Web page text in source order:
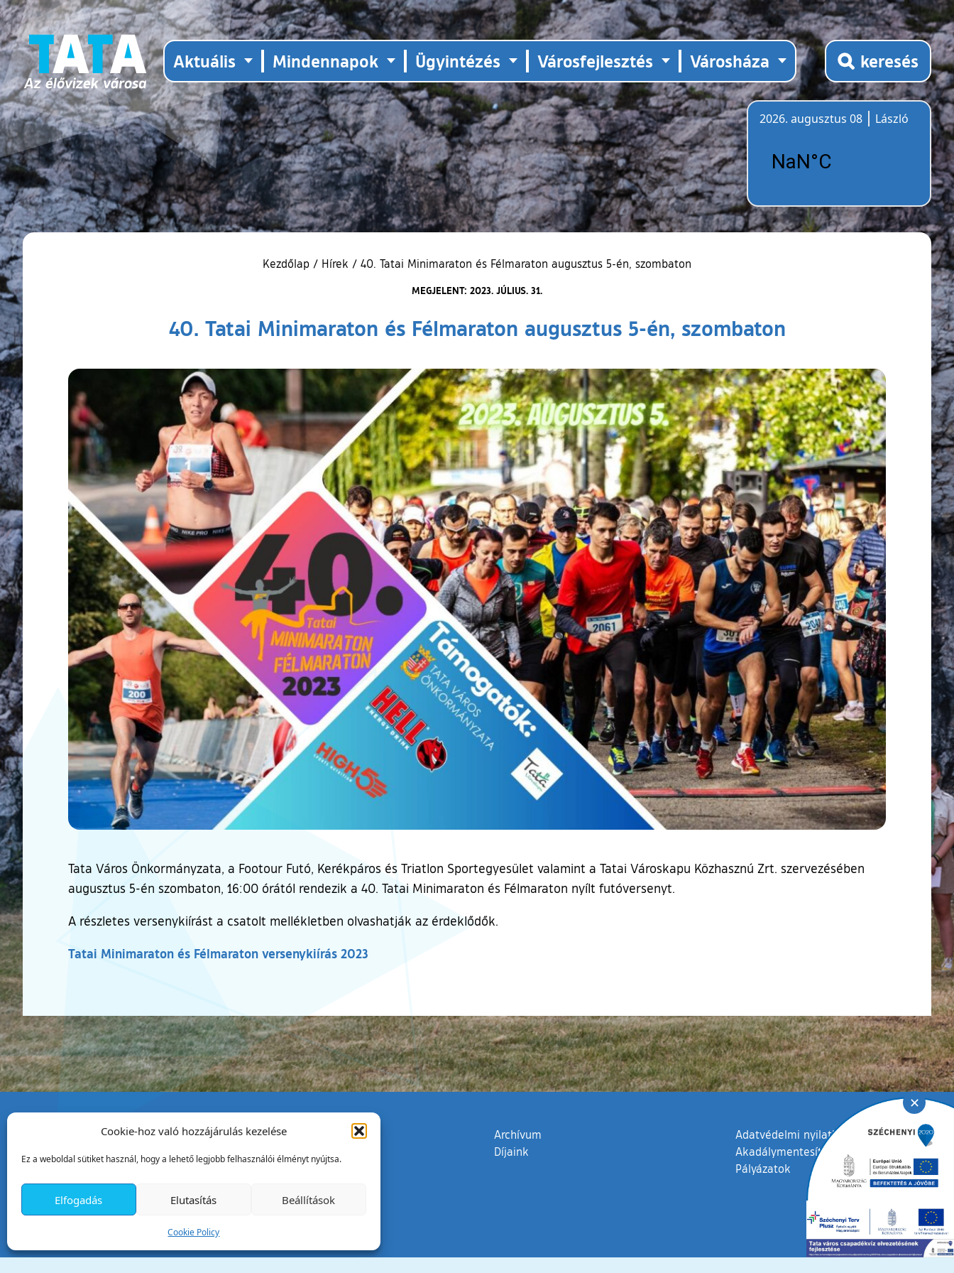
Cookie-hoz való hozzájárulás kezelése
Ez a weboldal sütiket használ, hogy a lehető legjobb felhasználói élményt nyújtsa.
Elfogadás Elutasítás Beállítások
Cookie Policy
Aktuális Mindennapok Ügyintézés Városfejlesztés Városháza keresés
2026. augusztus 08
László
Kezdőlap / Hírek / 40. Tatai Minimaraton és Félmaraton augusztus 5-én, szombaton
MEGJELENT: 2023. JÚLIUS. 31.
40. Tatai Minimaraton és Félmaraton augusztus 5-én, szombaton
Tata Város Önkormányzata, a Footour Futó, Kerékpáros és Triatlon Sportegyesület valamint a Tatai Városkapu Közhasznú Zrt. szervezésében
augusztus 5-én szombaton, 16:00 órától rendezik a 40. Tatai Minimaraton és Félmaraton nyílt futóversenyt.
A részletes versenykiírást a csatolt mellékletben olvashatják az érdeklődők.
Tatai Minimaraton és Félmaraton versenykiírás 2023
Tata Város Önkormányzata
2890 Tata, Kossuth tér 1.
+36 34 / 587 078
Email:ph@tata.hu
Archívum
Díjaink
Adatvédelmi nyilatkozat
Akadálymentesítési nyilatkozat
Pályázatok
✕